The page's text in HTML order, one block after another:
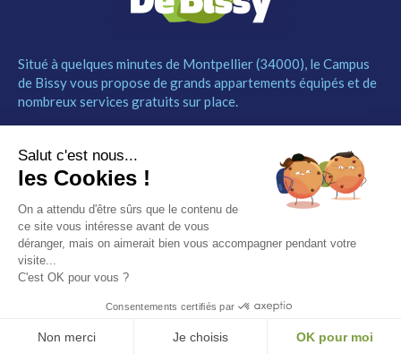
Situé à quelques minutes de Montpellier (34000), le Campus
de Bissy vous propose de grands appartements équipés et de
nombreux services gratuits sur place.
Le Campus
Les studios
Les services
Comment réserver
Contact
Partenaires
Mentions légales
contact@campusdebissy34.com
Route de Ganges 34980
Saint-Clément-de-Rivière
© Campus de Bissy –Mentions légales – byEtincelle
Salut c'est nous...
les Cookies !
On a attendu d'être sûrs que le contenu de
ce site vous intéresse avant de vous
déranger, mais on aimerait bien vous accompagner pendant votre
visite...
C'est OK pour vous ?
Consentements certifiés par
Non merci Je choisis OK pour moi